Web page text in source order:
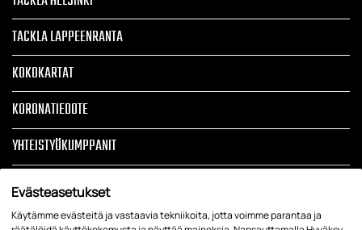
TACKLA LAPPEENRANTA
KOKOKARTAT
KORONATIEDOTE
YHTEISTYÖKUMPPANIT
TOIMITUSEHDOT
TIETOSUOJASELOSTE JA REKISTERISELOSTE
Evästeasetukset
Käytämme evästeitä ja vastaavia tekniikoita, jotta voimme parantaa ja